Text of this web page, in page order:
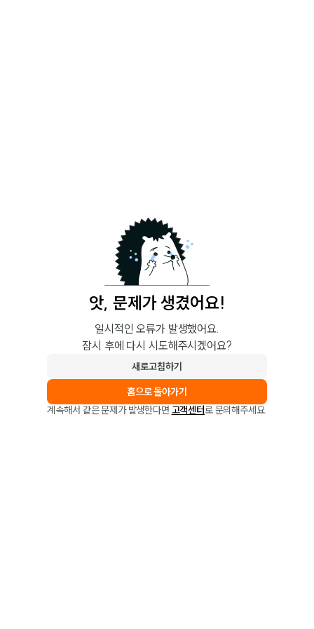
앗, 문제가 생겼어요!
일시적인 오류가 발생했어요.
잠시 후에 다시 시도해주시겠어요?
새로고침하기
홈으로 돌아가기
계속해서 같은 문제가 발생한다면 고객센터로 문의해주세요.